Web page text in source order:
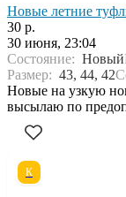
Новые летние
30 р.
30 июня, 23:04
Состояние: Новый
Размер: 43, 44, 42
Новые на узкую
высылаю по
К